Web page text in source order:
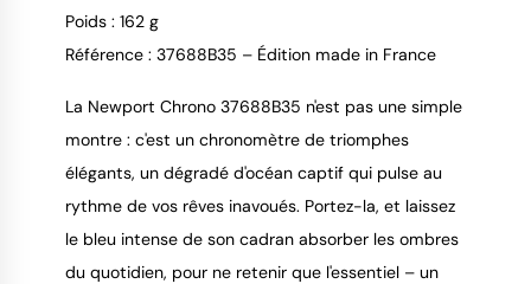
Poids : 162 g
Référence : 37688B35 – Édition made in France
La Newport Chrono 37688B35 n'est pas une simple
montre : c'est un chronomètre de triomphes
élégants, un dégradé d'océan captif qui pulse au
rythme de vos rêves inavoués. Portez-la, et laissez
le bleu intense de son cadran absorber les ombres
du quotidien, pour ne retenir que l'essentiel – un